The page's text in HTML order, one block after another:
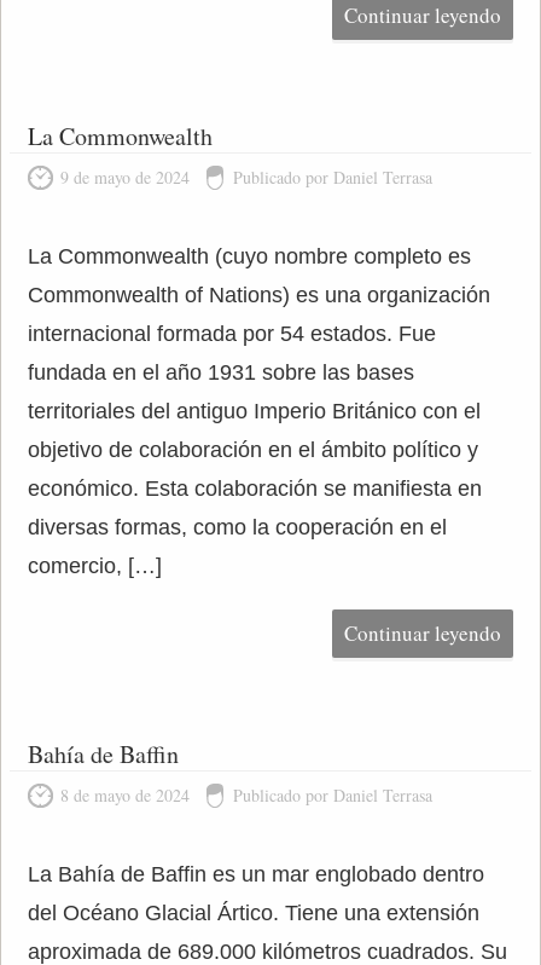
Continuar leyendo
La Commonwealth
9 de mayo de 2024 Publicado por Daniel Terrasa
La Commonwealth (cuyo nombre completo es
Commonwealth of Nations) es una organización
internacional formada por 54 estados. Fue
fundada en el año 1931 sobre las bases
territoriales del antiguo Imperio Británico con el
objetivo de colaboración en el ámbito político y
económico. Esta colaboración se manifiesta en
diversas formas, como la cooperación en el
comercio, […]
Continuar leyendo
Bahía de Baffin
8 de mayo de 2024 Publicado por Daniel Terrasa
La Bahía de Baffin es un mar englobado dentro
del Océano Glacial Ártico. Tiene una extensión
aproximada de 689.000 kilómetros cuadrados. Su